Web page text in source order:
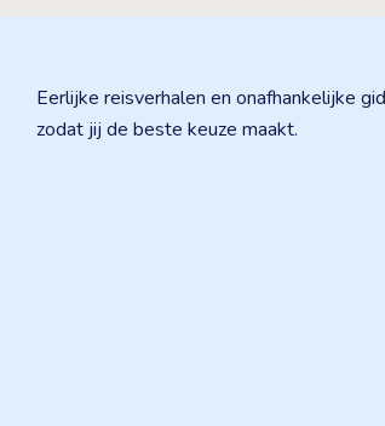
Eerlijke reisverhalen en onafhankelijke
zodat jij de beste keuze maakt.